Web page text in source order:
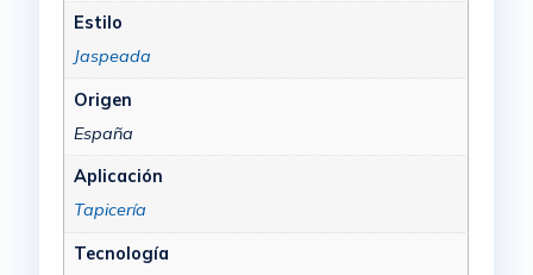
Estilo
Jaspeada
Origen
España
Aplicación
Tapicería
Tecnología